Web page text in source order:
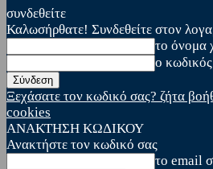
συνδεθείτε
Καλωσήρθατε! Συνδεθείτε στον
το όνομα
ο
Ξεχάσατε τον κωδικό σας? ζήτα
cookies
ΑΝΑΚΤΗΣΗ ΚΩΔΙΚΟΥ
Ανακτήστε τον κωδικό σας
το email